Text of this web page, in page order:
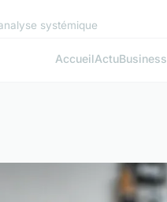
systémique
AccueilActuBusiness